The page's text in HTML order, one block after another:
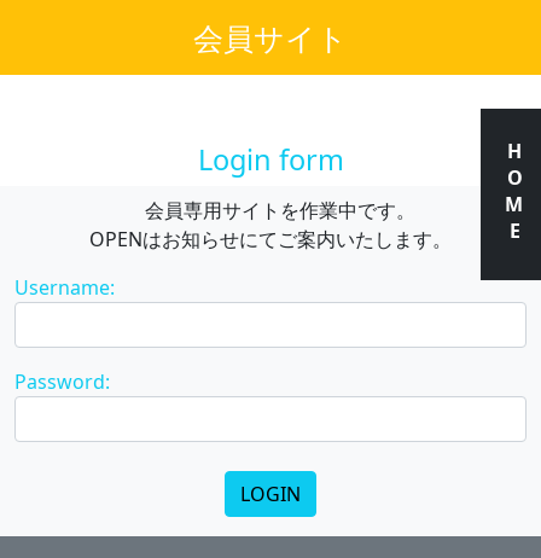
会員サイト
Login form
会員専用サイトを作業中です。
OPENはお知らせにてご案内いたします。
Username:
Password:
HOME